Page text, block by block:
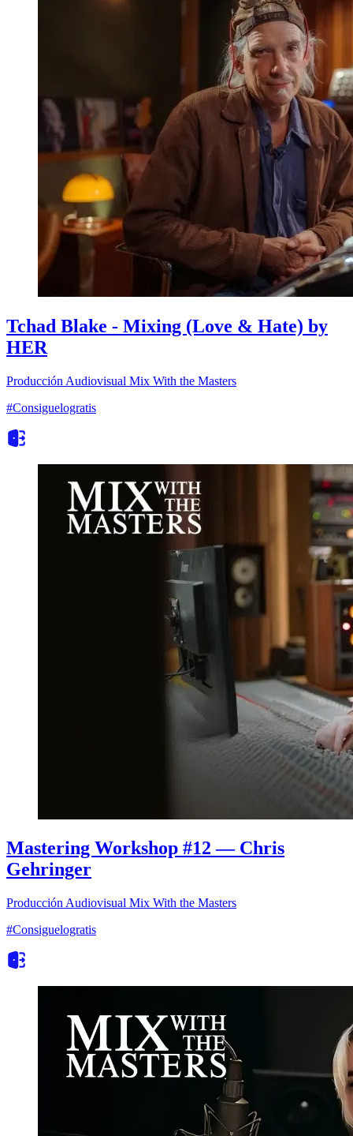
Tchad Blake - Mixing (Love & Hate) by
HER
Producción Audiovisual Mix With the Masters
#Consiguelogratis
Mastering Workshop #12 — Chris
Gehringer
Producción Audiovisual Mix With the Masters
#Consiguelogratis